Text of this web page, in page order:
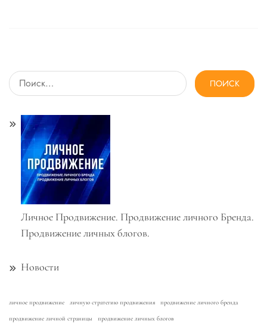
Найти:
Личное Продвижение. Продвижение личного Бренда.
Продвижение личных блогов.
Новости
личное продвижение личную стратегию продвижения продвижение личного бренда
продвижение личной страницы продвижение личных блогов